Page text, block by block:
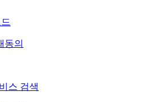
동의
스 검색